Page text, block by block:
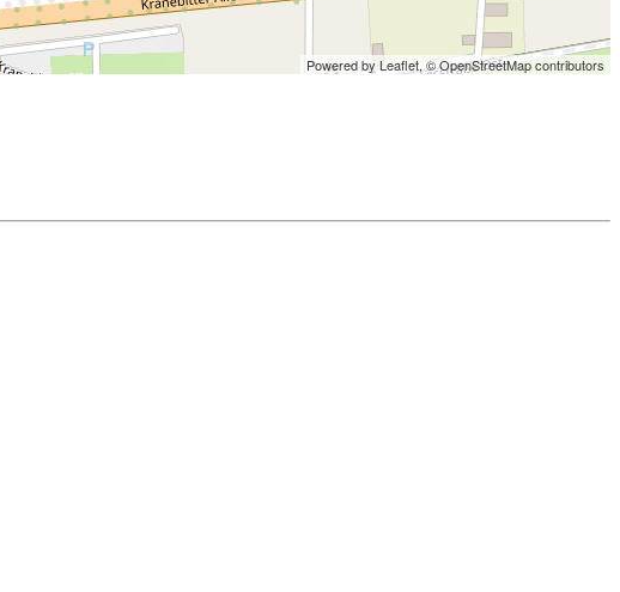
Powered by Leaflet, © OpenStreetMap contributors